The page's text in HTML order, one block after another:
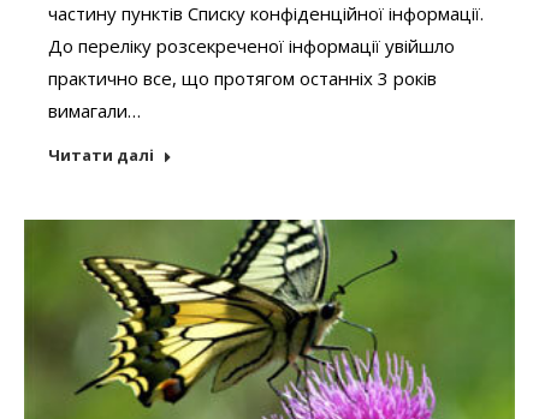
частину пунктів Списку конфіденційної інформації.
До переліку розсекреченої інформації увійшло
практично все, що протягом останніх 3 років
вимагали…
Читати далі